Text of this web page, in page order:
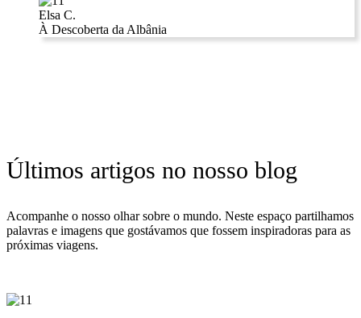
Elsa C.
À Descoberta da Albânia
Últimos artigos no nosso blog
Acompanhe o nosso olhar sobre o mundo. Neste espaço partilhamos
palavras e imagens que gostávamos que fossem inspiradoras para as
próximas viagens.